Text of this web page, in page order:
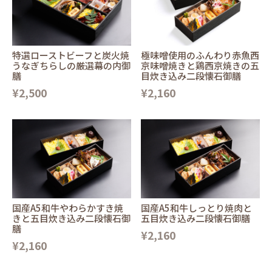
特選ローストビーフと炭火焼
うなぎちらしの厳選幕の内御
膳
¥2,500
極味噌使用のふんわり赤魚西
京味噌焼きと鶏西京焼きの五
目炊き込み二段懐石御膳
¥2,160
国産A5和牛やわらかすき焼
きと五目炊き込み二段懐石御
膳
¥2,160
国産A5和牛しっとり焼肉と
五目炊き込み二段懐石御膳
¥2,160